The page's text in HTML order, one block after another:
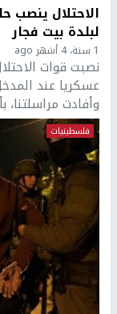
الاحتلال ينصب
لبلدة بيت فجار
1 سنة، 4 أشهر ago
نصبت قوات
عسكريا عند
وأفادت
فلسطينيات